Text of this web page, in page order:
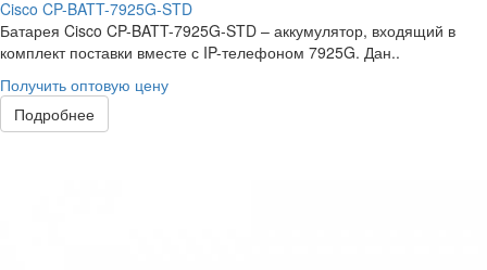
Cisco CP-BATT-7925G-STD
Батарея Cisco CP-BATT-7925G-STD – аккумулятор, входящий в
комплект поставки вместе с IP-телефоном 7925G. Дан..
Получить оптовую цену
Подробнее